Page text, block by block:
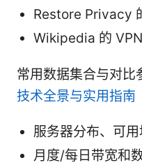
Restore Privacy
Wikipedia 的
常用数据集合与对比
技术全景与实用指南
服务器分布、可
月度/每日带宽和